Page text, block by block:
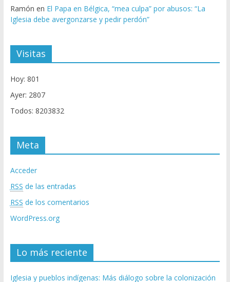
Ramón en El Papa en Bélgica, “mea culpa” por abusos: “La
Iglesia debe avergonzarse y pedir perdón”
Visitas
Hoy: 801
Ayer: 2807
Todos: 8203832
Meta
Acceder
RSS de las entradas
RSS de los comentarios
WordPress.org
Lo más reciente
Iglesia y pueblos indígenas: Más diálogo sobre la colonización